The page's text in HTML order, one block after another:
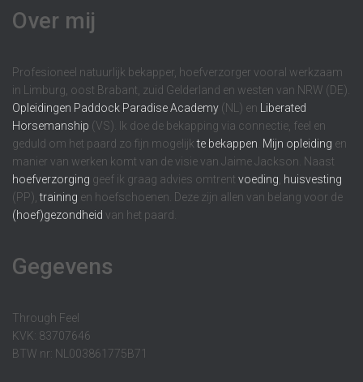
Over mij
Profesioneel natuurlijk bekapper, hoefverzorger vooral werkzaam
in Limburg, oost Brabant, zuid Gelderland en westen van NRW (DE).
Opleidingen Paddock Paradise Academy (NL) en
Liberated
Horsemanship (VS). Ik doe de bekapping via connectie, feel en
geduld om het paard zo fijn mogelijkte bekappen Mijn opleiding en
manier van werken komt van de visie van Jaime Jackson. Naast
hoefverzorging geef ik graag advies omtrent voeding huisvesting
(PP),training en hoefschoenen. Deze zijn allen van belang voor de
(hoef)gezondheid van het paard.
Gegevens
Through Feel
KVK: 83707646
BTW nr: NL003861775B71